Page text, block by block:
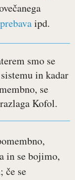
ipd.
smo se
in kadar
se
Kofol.
in se bojimo,
če se